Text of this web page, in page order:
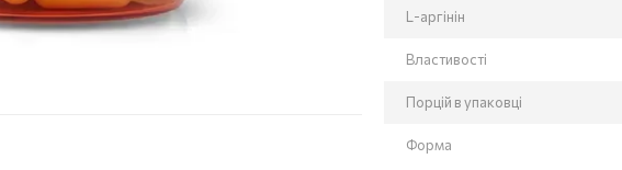
L-аргінін
Властивості
Порцій в упаковці
Форма